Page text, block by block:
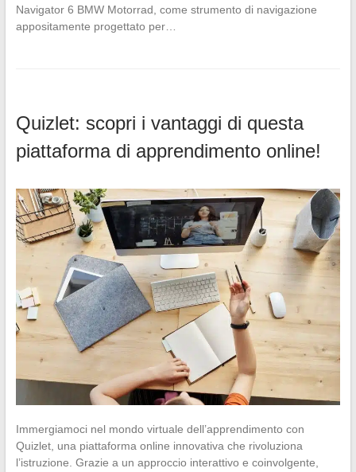
Navigator 6 BMW Motorrad, come strumento di navigazione
appositamente progettato per…
Quizlet: scopri i vantaggi di questa
piattaforma di apprendimento online!
Immergiamoci nel mondo virtuale dell’apprendimento con
Quizlet, una piattaforma online innovativa che rivoluziona
l’istruzione. Grazie a un approccio interattivo e coinvolgente,